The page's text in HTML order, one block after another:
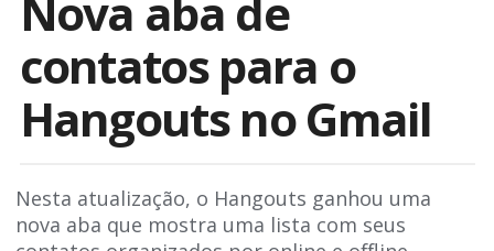
contatos para o
Hangouts no Gmail
Nesta atualização, o Hangouts ganhou uma
nova aba que mostra uma lista com seus